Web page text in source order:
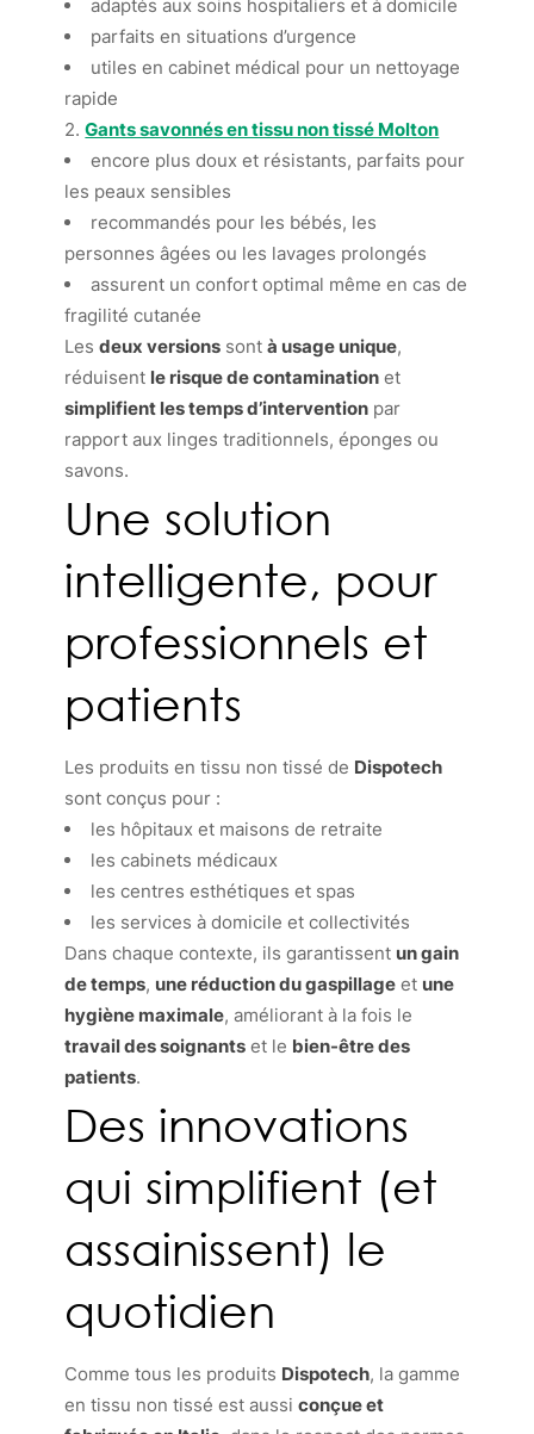
adaptés aux soins hospitaliers et à domicile
parfaits en situations d’urgence
utiles en cabinet médical pour un nettoyage
rapide
2.Gants savonnés en tissu non tissé Molton
encore plus doux et résistants, parfaits pour
les peaux sensibles
recommandés pour les bébés, les
personnes âgées ou les lavages prolongés
assurent un confort optimal même en cas de
fragilité cutanée
Lesdeux versions sontà usage unique,
réduisent le risque de contamination et
simplifient les temps d’intervention par
rapport aux linges traditionnels, éponges ou
savons.
Une solution
intelligente, pour
professionnels et
patients
Les produits en tissu non tissé de Dispotech
sont conçus pour :
les hôpitaux et maisons de retraite
les cabinets médicaux
les centres esthétiques et spas
les services à domicile et collectivités
Dans chaque contexte, ils garantissent un gain
de temps, une réduction du gaspillage et une
hygiène maximale, améliorant à la fois le
travail des soignants et le bien-être des
patients.
Des innovations
qui simplifient (et
assainissent) le
quotidien
Comme tous les produits Dispotech, la gamme
en tissu non tissé est aussiconçue et